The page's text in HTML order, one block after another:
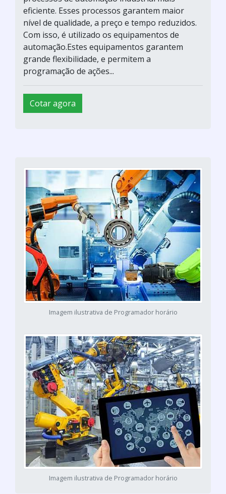
eficiente. Esses processos garantem maior
nível de qualidade, a preço e tempo reduzidos.
Com isso, é utilizado os equipamentos de
automação.Estes equipamentos garantem
grande flexibilidade, e permitem a
programação de ações...
Cotar agora
Imagem ilustrativa de Programador horário
Imagem ilustrativa de Programador horário